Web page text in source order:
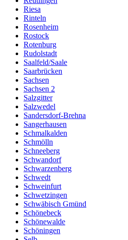
Riesa
Rinteln
Rosenheim
Rostock
Rotenburg
Rudolstadt
Saalfeld/Saale
Saarbrücken
Sachsen
Sachsen 2
Salzgitter
Salzwedel
Sandersdorf-Brehna
Sangerhausen
Schmalkalden
Schmölln
Schneeberg
Schwandorf
Schwarzenberg
Schwedt
Schweinfurt
Schwetzingen
Schwäbisch Gmünd
Schönebeck
Schönewalde
Schöningen